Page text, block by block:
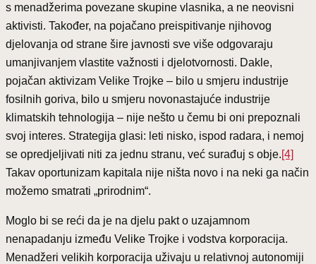
s menadžerima povezane skupine vlasnika, a ne neovisni
aktivisti. Također, na pojačano preispitivanje njihovog
djelovanja od strane šire javnosti sve više odgovaraju
umanjivanjem vlastite važnosti i djelotvornosti. Dakle,
pojačan aktivizam Velike Trojke – bilo u smjeru industrije
fosilnih goriva, bilo u smjeru novonastajuće industrije
klimatskih tehnologija – nije nešto u čemu bi oni prepoznali
svoj interes. Strategija glasi: leti nisko, ispod radara, i nemoj
se opredjeljivati niti za jednu stranu, već surađuj s obje.[4]
Takav oportunizam kapitala nije ništa novo i na neki ga način
možemo smatrati „prirodnim“.
Moglo bi se reći da je na djelu pakt o uzajamnom
nenapadanju između Velike Trojke i vodstva korporacija.
Menadžeri velikih korporacija uživaju u relativnoj autonomiji